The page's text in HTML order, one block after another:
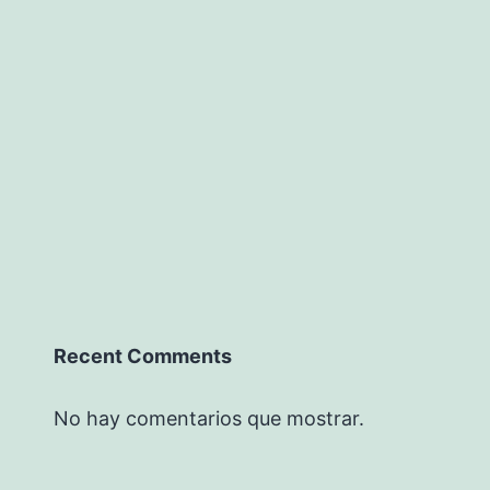
Recent Comments
No hay comentarios que mostrar.